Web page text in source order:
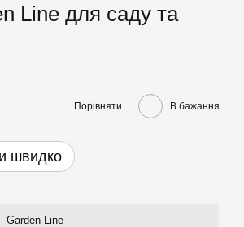
Line для саду та
Порівняти В бажання
швидко
Garden Line